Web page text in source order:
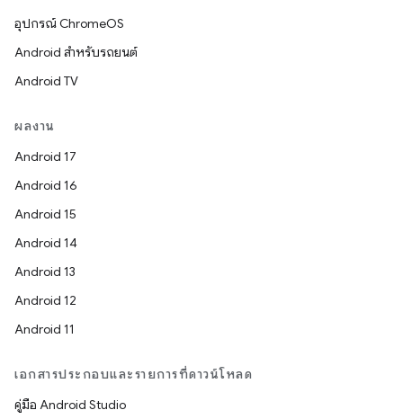
อุปกรณ์ ChromeOS
Android สำหรับรถยนต์
Android TV
ผลงาน
Android 17
Android 16
Android 15
Android 14
Android 13
Android 12
Android 11
เอกสารประกอบและรายการที่ดาวน์โหลด
คู่มือ Android Studio